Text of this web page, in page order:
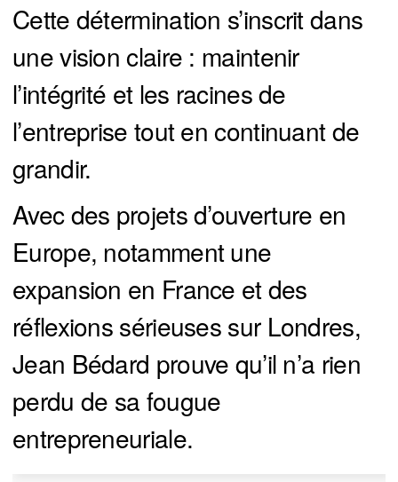
Cette détermination s’inscrit dans
une vision claire : maintenir
l’intégrité et les racines de
l’entreprise tout en continuant de
grandir.
Avec des projets d’ouverture en
Europe, notamment une
expansion en France et des
réflexions sérieuses sur Londres,
Jean Bédard prouve qu’il n’a rien
perdu de sa fougue
entrepreneuriale.